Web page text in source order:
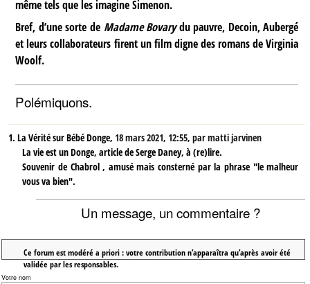
même tels que les imagine Simenon.
Bref, d’une sorte de Madame Bovarydu pauvre, Decoin, Aubergé
et leurs collaborateurs firent un film digne des romans de Virginia
Woolf.
Polémiquons.
1. La Vérité sur Bébé Donge,18 mars 2021, 12:55,parmatti jarvinen
La vie est un Donge, article de Serge Daney, à (re)lire.
Souvenir de Chabrol , amusé mais consterné par la phrase "le malheur
vous va bien".
Un message, un commentaire ?
Ce forum est modéré a priori : votre contribution n’apparaîtra qu’après avoir été
validée par les responsables.
Votre nom